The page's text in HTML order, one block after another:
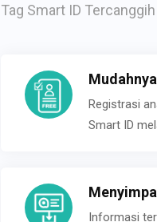
Tag Smart ID
Registrasi
Smart ID
Informasi